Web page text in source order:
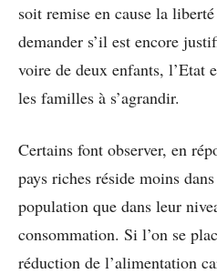
soit remise en cause la
demander s’il est encore
voire de deux enfants, l’Etat
les familles à s’agrandir.
‌Certains font observer, en
pays riches réside moins
population que dans leur
consommation. Si l’on se
réduction de l’alimentation